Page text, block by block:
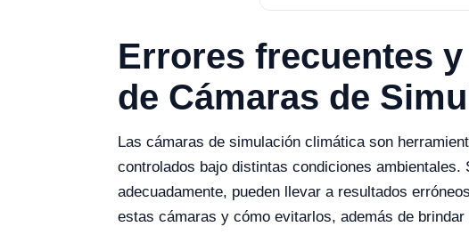
Errores frecuentes
de Cámaras de
Las cámaras de simulación climática son
controlados bajo distintas condiciones
adecuadamente, pueden llevar a resultados
estas cámaras y cómo evitarlos, además de